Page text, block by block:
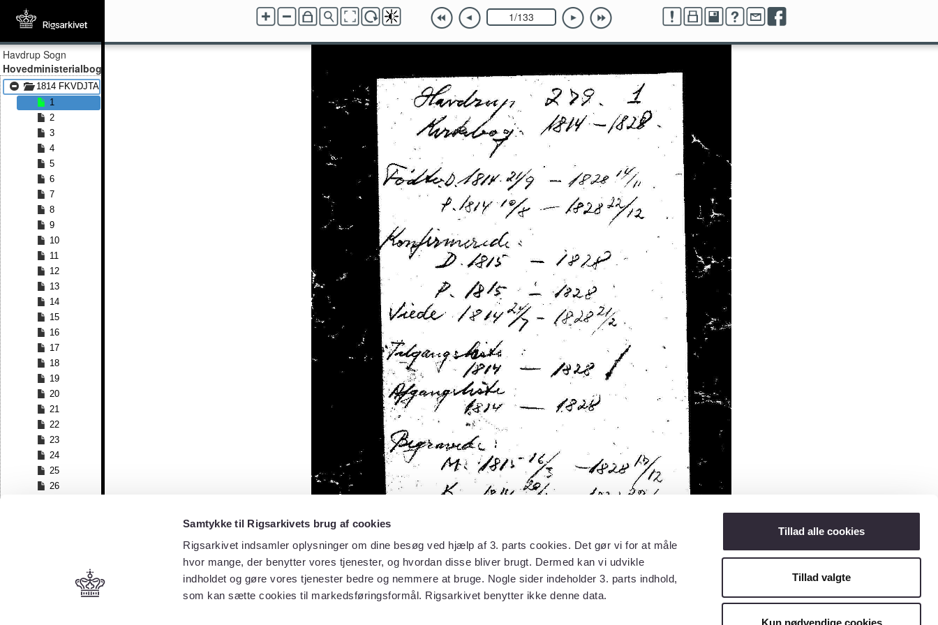
Samtykke til Rigsarkivets brug af cookies
Rigsarkivet indsamler oplysninger om dine besøg ved hjælp af 3. parts cookies. Det gør vi for at måle
hvor mange, der benytter vores tjenester, og hvordan disse bliver brugt. Dermed kan vi udvikle
indholdet og gøre vores tjenester bedre og nemmere at bruge. Nogle sider indeholder 3. parts indhold,
som kan sætte cookies til markedsføringsformål. Rigsarkivet benytter ikke denne data.
Tillad alle cookies
Tillad valgte
Kun nødvendige cookies
Havdrup Sogn
Hovedministerialbog
1814 FKVDJTA - 1828 FKVDJTA
1
2
3
4
5
6
7
8
9
10
11
12
13
14
15
16
17
18
19
20
21
22
23
24
25
26